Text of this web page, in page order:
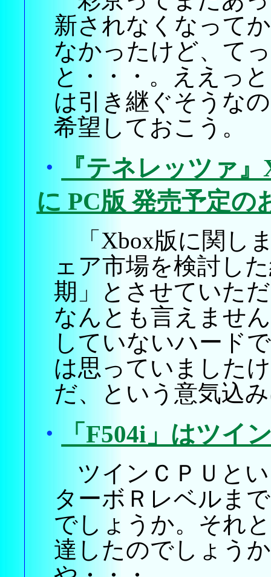
新されなくなって
なかったけど、て
と・・・。ええっ
は引き継ぐそうな
希望しておこう。
・
『テネレッツァ
に PC版 発売予定の
「Xbox版に関し
ェア市場を検討し
期」とさせていた
なんとも言えませ
していないハード
は思っていました
だ、という意気込
・ 「F504i」はツイ
ツインＣＰＵと
ターボＲレベルま
でしょうか。それ
達したのでしょう